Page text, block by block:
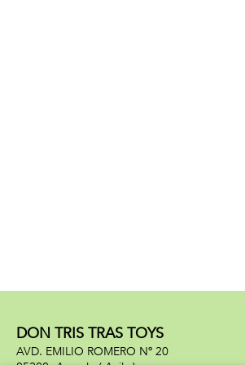
DON TRIS TRAS TOYS
AVD. EMILIO ROMERO Nº 20